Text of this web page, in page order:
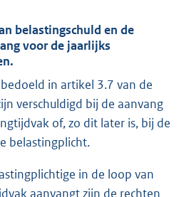
belastingschuld en de
voor de jaarlijks
in artikel 3.7 van de
verschuldigd bij de aanvang
of, zo dit later is, bij de
belastingplicht.
in de loop van
aanvangt zijn de rechten